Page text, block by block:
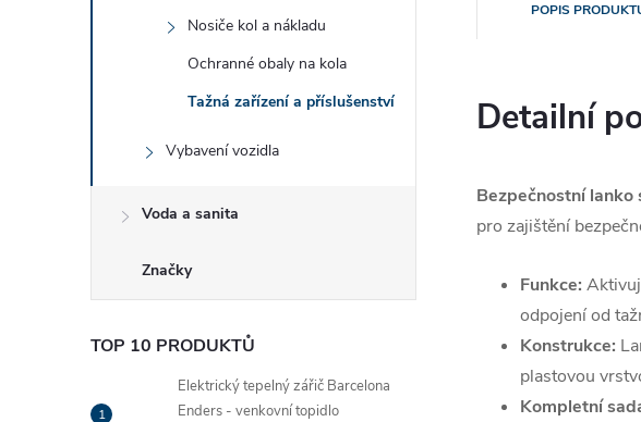
Nosiče kol a nákladu
Ochranné obaly na kola
Tažná zařízení a příslušenství
Vybavení vozidla
Voda a sanita
Značky
TOP 10 PRODUKTŮ
Elektrický tepelný zářič Barcelona
Enders - venkovní topidlo
POPIS
Detailní
Bezpečnostní lanko
pro zajištění
Funkce:
odpojení od
Konstrukce:
plastovou
Kompletní